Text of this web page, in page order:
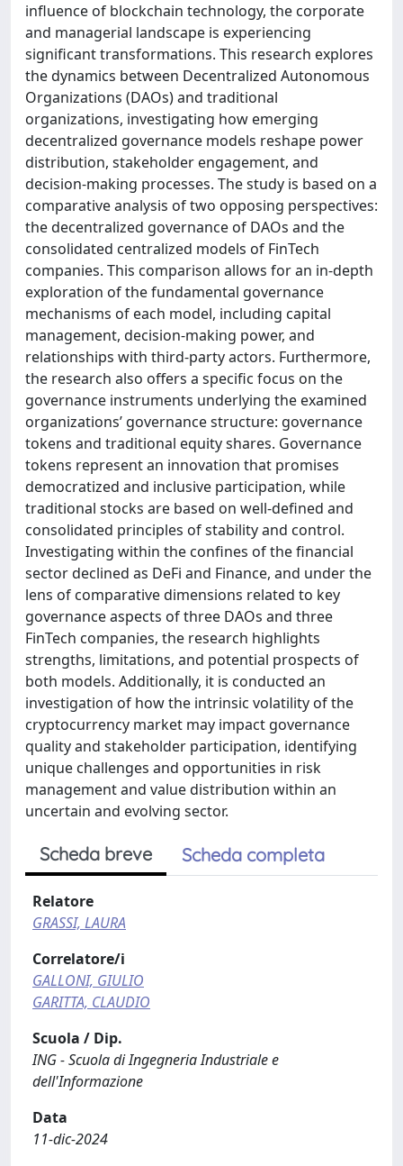
influence of blockchain technology, the corporate
and managerial landscape is experiencing
significant transformations. This research explores
the dynamics between Decentralized Autonomous
Organizations (DAOs) and traditional
organizations, investigating how emerging
decentralized governance models reshape power
distribution, stakeholder engagement, and
decision-making processes. The study is based on a
comparative analysis of two opposing perspectives:
the decentralized governance of DAOs and the
consolidated centralized models of FinTech
companies. This comparison allows for an in-depth
exploration of the fundamental governance
mechanisms of each model, including capital
management, decision-making power, and
relationships with third-party actors. Furthermore,
the research also offers a specific focus on the
governance instruments underlying the examined
organizations’ governance structure: governance
tokens and traditional equity shares. Governance
tokens represent an innovation that promises
democratized and inclusive participation, while
traditional stocks are based on well-defined and
consolidated principles of stability and control.
Investigating within the confines of the financial
sector declined as DeFi and Finance, and under the
lens of comparative dimensions related to key
governance aspects of three DAOs and three
FinTech companies, the research highlights
strengths, limitations, and potential prospects of
both models. Additionally, it is conducted an
investigation of how the intrinsic volatility of the
cryptocurrency market may impact governance
quality and stakeholder participation, identifying
unique challenges and opportunities in risk
management and value distribution within an
uncertain and evolving sector.
Scheda breve Scheda completa
Relatore
GRASSI, LAURA
Correlatore/i
GALLONI, GIULIO
GARITTA, CLAUDIO
Scuola / Dip.
ING - Scuola di Ingegneria Industriale e
dell'Informazione
Data
11-dic-2024